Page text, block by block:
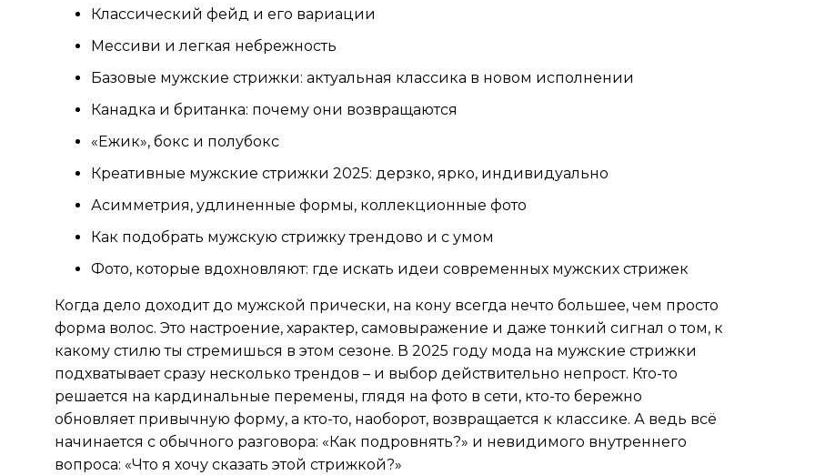
Классический фейд и его вариации
Мессиви и легкая небрежность
Базовые мужские стрижки: актуальная классика в новом исполнении
Канадка и британка: почему они возвращаются
«Ежик», бокс и полубокс
Креативные мужские стрижки 2025: дерзко, ярко, индивидуально
Асимметрия, удлиненные формы, коллекционные фото
Как подобрать мужскую стрижку трендово и с умом
Фото, которые вдохновляют: где искать идеи современных мужских стрижек
Когда дело доходит до мужской прически, на кону всегда нечто большее, чем просто
форма волос. Это настроение, характер, самовыражение и даже тонкий сигнал о том, к
какому стилю ты стремишься в этом сезоне. В 2025 году мода на мужские стрижки
подхватывает сразу несколько трендов – и выбор действительно непрост. Кто-то
решается на кардинальные перемены, глядя на фото в сети, кто-то бережно
обновляет привычную форму, а кто-то, наоборот, возвращается к классике. А ведь всё
начинается с обычного разговора: «Как подровнять?» и невидимого внутреннего
вопроса: «Что я хочу сказать этой стрижкой?»